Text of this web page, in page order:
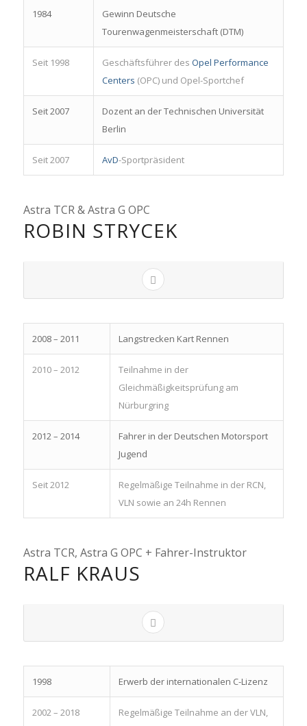
1984
Gewinn Deutsche
Tourenwagenmeisterschaft (DTM)
Seit 1998 Geschäftsführer des Opel Performance
Centers (OPC) und Opel-Sportchef
Seit 2007
Dozent an der Technischen Universität
Berlin
Seit 2007 AvD-Sportpräsident
Astra TCR & Astra G OPC
ROBIN STRYCEK
2008 – 2011 Langstrecken Kart Rennen
2010 – 2012
Teilnahme in der
Gleichmäßigkeitsprüfung am
Nürburgring
2012 – 2014
Fahrer in der Deutschen Motorsport
Jugend
Seit 2012
Regelmäßige Teilnahme in der RCN,
VLN sowie an 24h Rennen
Astra TCR, Astra G OPC + Fahrer-Instruktor
RALF KRAUS
1998 Erwerb der internationalen C-Lizenz
2002 – 2018
Regelmäßige Teilnahme an der VLN,